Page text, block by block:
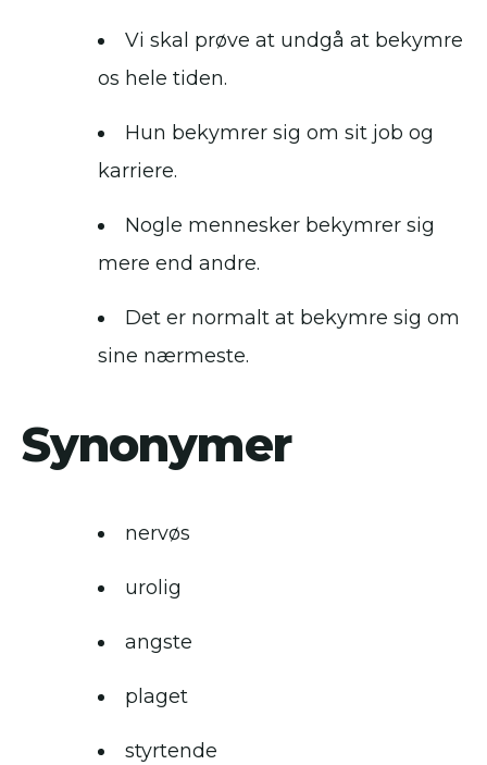
Vi skal prøve at undgå at bekymre
os hele tiden.
Hun bekymrer sig om sit job og
karriere.
Nogle mennesker bekymrer sig
mere end andre.
Det er normalt at bekymre sig om
sine nærmeste.
Synonymer
nervøs
urolig
angste
plaget
styrtende